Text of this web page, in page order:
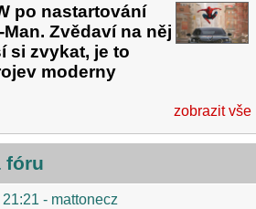
po nastartování
Zvědaví na něj
si zvykat, je to
moderny
zobrazit vše
fóru
- mattonecz